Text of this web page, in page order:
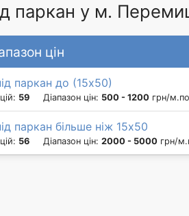
паркан у м.
цін
паркан до (15х50)
59 Діапазон цін: 500 - 1200 грн/
паркан більше ніж 15х50
56 Діапазон цін: 2000 - 5000 грн/